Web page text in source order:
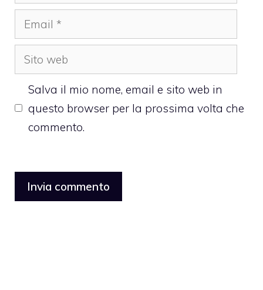
Email
Sito
web
Salva il mio nome, email e sito web in
questo browser per la prossima volta che
commento.